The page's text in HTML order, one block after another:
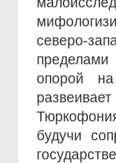
северо-
опорой
будучи